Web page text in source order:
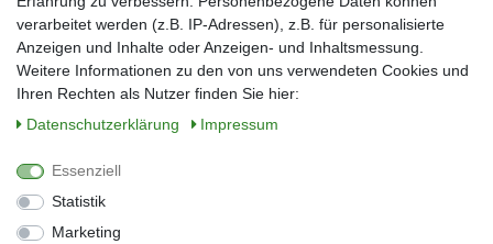
E-Mail*
Sie können den Newsletter jederzeit kostenlos abbestellen.
** gilt für Lieferungen innerhalb Deutschlands, Lieferzeiten für andere Länder
verarbeitet werden (z.B. IP-Adressen), z.B. für personalisierte
Anzeigen und Inhalte oder Anzeigen- und Inhaltsmessung.
Weitere Informationen zu den von uns verwendeten Cookies und
Ihren Rechten als Nutzer finden Sie hier:
Daten­schutz­erklärung
Impressum
Essenziell
Statistik
Marketing